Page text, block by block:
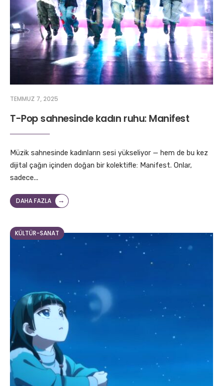
TEMMUZ 7, 2025
T-Pop sahnesinde kadın ruhu: Manifest
Müzik sahnesinde kadınların sesi yükseliyor — hem de bu kez
dijital çağın içinden doğan bir kolektifle: Manifest. Onlar,
sadece...
DAHA FAZLA →
KÜLTÜR-SANAT